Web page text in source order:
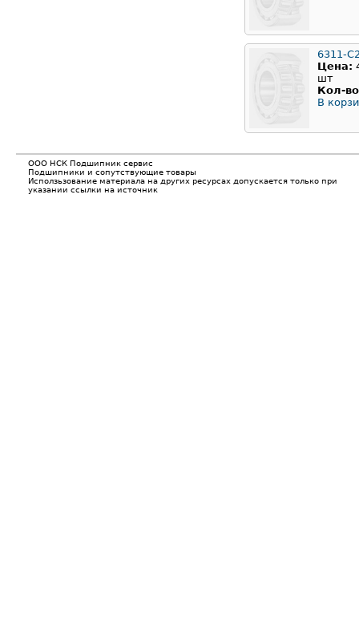
6311-
Цена:
шт
Кол-
В
ООО НСК Подшипник сервис
Подшипники и сопутствующие товары
Исползьзование материала на других ресурсах допускается только при
указании ссылки на источник